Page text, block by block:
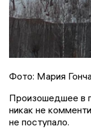
Фото: Мария
Произошедшее в
никак не
не поступало.